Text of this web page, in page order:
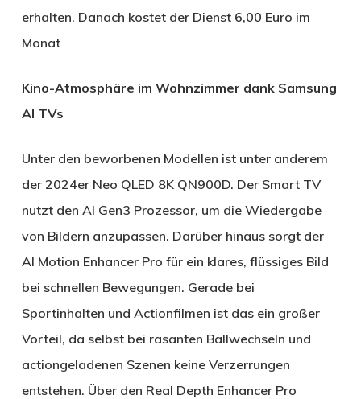
erhalten. Danach kostet der Dienst 6,00 Euro im
Monat
Kino-Atmosphäre im Wohnzimmer dank Samsung
AI TVs
Unter den beworbenen Modellen ist unter anderem
der 2024er Neo QLED 8K QN900D. Der Smart TV
nutzt den AI Gen3 Prozessor, um die Wiedergabe
von Bildern anzupassen. Darüber hinaus sorgt der
AI Motion Enhancer Pro für ein klares, flüssiges Bild
bei schnellen Bewegungen. Gerade bei
Sportinhalten und Actionfilmen ist das ein großer
Vorteil, da selbst bei rasanten Ballwechseln und
actiongeladenen Szenen keine Verzerrungen
entstehen. Über den Real Depth Enhancer Pro